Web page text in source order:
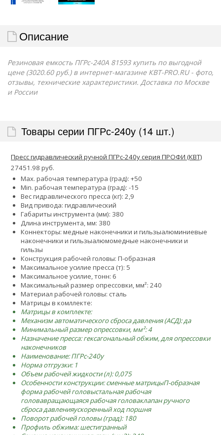
Описание
Резиновая емкость ПГРс-240А 81593 купить по выгодной
цене (3020.60 руб.) в интернет-магазине КВТ-PRO.RU - фото,
отзывы, технические характеристики. Доставка по Москве
и России
Товары серии ПГРс-240у (14 шт.)
Пресс гидравлический ручной ПГРс-240у серия ПРОФИ (КВТ)
27451.98 руб.
Max. рабочая температура (град): +50
Min. рабочая температура (град): -15
Вес гидравлического пресса (кг): 2,9
Вид привода: гидравлический
Габариты инструмента (мм): 380
Длина инструмента, мм: 380
Коннекторы: медные наконечники и гильзыалюминиевые
наконечники и гильзыалюмомедные наконечники и
гильзы
Конструкция рабочей головы: П-образная
Максимальное усилие пресса (т): 5
Максимальное усилие, тонн: 6
Максимальный размер опрессовки, мм²: 240
Материал рабочей головы: сталь
Матрицы в комллекте:
Матрицы в комплекте:
Механизм автоматического сброса давления (АСД): да
Минимальный размер опрессовки, мм²: 4
Назначение пресса: гексагональный обжим, для опрессовки
наконечников
Наименование: ПГРс-240у
Норма отгрузки: 1
Объем рабочей жидкости (л): 0,075
Особенности конструкции:сменные матрицыП-образная
форма рабочей головыстальная рабочая
головавращающаяся рабочая головаклапан ручного
сброса давленияускоренный ход поршня
Поворот рабочей головы (град): 180
Профиль обжима: шестигранный